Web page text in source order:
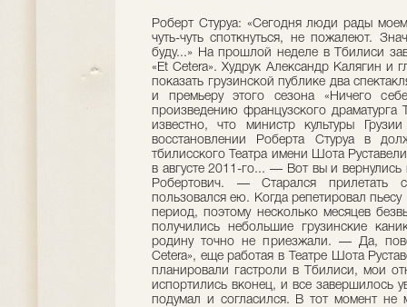
Роберт Стуруа: «Сегодня люди рады моему возвращению, приветствуют, но стоит чуть-чуть споткнуться, не пожалеют. Значит, снова уйду. Уже сам. И плакать не буду...» На прошлой неделе в Тбилиси завершились гастроли московского театра «Et Сetera». Худрук Александр Калягин и главный режиссер Роберт Стуруа решили показать грузинской публике два спектакля — «Бурю» по пьесе Уильяма Шекспира и премьеру этого сезона «Ничего себе местечко для кормления собак» по произведению французского драматурга Тарика Нуи. Уже в ходе гастролей стало известно, что министр культуры Грузии Гурам Одишария подписал приказ о восстановлении Роберта Стуруа в должности художественного руководителя тбилисского Театра имени Шота Руставели, с которой он был со скандалом уволен в августе 2011-го... — Вот вы и вернулись в свой город, знакомый до слез, Роберт Робертович. — Старался прилетать сюда. Едва появлялась возможность, пользовался ею. Когда репетировал пьесу Нуи с длинным названием, был сложный период, поэтому несколько месяцев безвылазно просидел в Москве. Зато потом получились небольшие грузинские каникулы. — Но в роли гастролера вы на родину точно не приезжали. — Да, поворот судьбы. «Бурю» я поставил в «Et Сetera», еще работая в Театре Шота Руставели. Пока мы с Александром Калягиным планировали гастроли в Тбилиси, мои отношения с тогдашними властями Грузии испортились вконец, и все завершилось увольнением. Сан Саныч позвал к себе, я подумал и согласился. В тот момент не мог предположить, что через неполных полтора года вернусь туда, где прослужил полвека. Я уходил навсегда... И, знаете, это идеально вписывалось в традиции нашего театра. Выдающегося режиссера Сандро Ахметели расстреляли в 37-м, Котэ Марджанишвили, Додо Алексидзе, Михаилу Туманишвили «повезло» больше: их не репрессировали, а лишь выгнали на улицу. Я пополнил почетный список — после тридцати лет работы худруком... Люди неожиданно живо отреагировали на мою отставку. Перед театром прошел стихийный митинг, на который собралось столько народу, что на какое-то время даже встало движение на проспекте Руставели, протестующие перекрыли проезжую часть. Я в этом не участвовал, сидел в мастерской, паковал вещи, книги. Потом уехал в Москву. А теперь вот министр восстановил меня. Это похоже на возвращение в семью после развода. Пока супруг отсутствовал, у жены были другие мужчины, он знает об этом, но должен все начать заново. Получится ли? — Вы ведь тоже закрутили бурный роман на стороне, Роберт Робертович. — Я и раньше изменял, но делал это только с иностранками, что не самое тяжкое преступление. По крайней мере, так себя оправдываю... Сейчас ситуация иная. Мало вернуться к прежней жене, необходимо предложить ей что-то свежее, интересное. Нужен сильный драматургический материал. Идеи есть, но окончательно пока не определился. Понимаю лишь, что это не должна быть пьеса, напрямую касающаяся событий последних двадцати лет. — Боитесь параллелей? — Не хочу чрезмерной публицистичности, лобовых газетных сравнений. Сегодня это ни к чему. Когда в 2003-м к власти пришел Саакашвили, я поставил спектакль о нем. Мне не понравилась Мишина манера выступать с трибуны: он легко впадал в истерику, в уголках рта появлялась пена, что выглядело эстетически отталкивающе. Хотя дело, конечно, не в этом. Однажды, еще в самом начале, Саакашвили позвал меня и в моем присутствии так разговаривал с министром культуры, что я испытал стыд за обоих: что один терпит, а второй допускает подобный тон — даже не пренебрежительный, а хамский, оскорбительный. Пьесу «Солдат, любовь, охранник и... президент» написал Лаша Бугадзе, имеющий репутацию политически неблагонадежного. Получилась сатира, трагикомедия. Актер, игравший Президента, внешне очень похож на Мишу. Немного странный, чудаковатый тип с замашками садиста. — Саакашвили был на премьере? — Приходила его мама... Это спектакль не персонально против Миши. Мне кажется, кресла всех руководителей заражены каким-то вирусом, и те, кто в них садится, заболевают. Раньше или позже, сильнее или слабее. Чем выше пост, тем опаснее зараза. И вакцины нет, пока не смогли ее открыть. С Саакашвили метаморфоза произошла очень быстро, значит, изначально в нем что-то было не так. Если бы человек шел к власти, чтобы помочь стране, он не поддался бы искушению с подобной легкостью. Вскоре после премьеры «Солдата» у нас состоялись гастроли на сцене Театра Моссовета, но я решил не везти спектакль в Россию. С одной стороны, не хотел выносить сор из избы, с другой — понимал, что реакция московской публики на увиденное будет неоднозначной. У Миши очень мощное лобби — и в Грузии, и за ее пределами. Он сумел убедить мир, что является светочем демократии и ярым борцом за свободу. Попытка объяснить, что это, мягко говоря, не совсем так, наталкивалась на недоумение. Саакашвили умело построил потемкинские деревни, в которые многие поверили. Надежды, связанные с его приходом к власти, быстро сменились разочарованием, а затем и страхом. В Грузии это давно почувствовали, а на